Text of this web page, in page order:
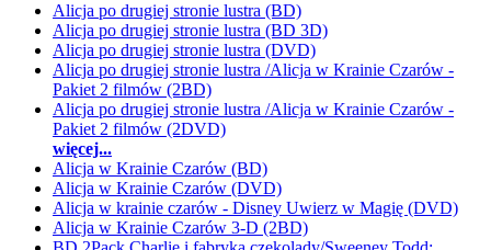
Alicja po drugiej stronie lustra (BD)
Alicja po drugiej stronie lustra (BD 3D)
Alicja po drugiej stronie lustra (DVD)
Alicja po drugiej stronie lustra /Alicja w Krainie Czarów -
Pakiet 2 filmów (2BD)
Alicja po drugiej stronie lustra /Alicja w Krainie Czarów -
Pakiet 2 filmów (2DVD)
więcej...
Alicja w Krainie Czarów (BD)
Alicja w Krainie Czarów (DVD)
Alicja w krainie czarów - Disney Uwierz w Magię (DVD)
Alicja w Krainie Czarów 3-D (2BD)